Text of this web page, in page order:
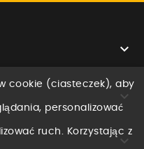



cookie (ciasteczek), aby
personalizować
ruch. Korzystając z